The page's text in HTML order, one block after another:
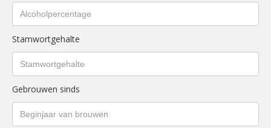
Stamwortgehalte
Gebrouwen sinds